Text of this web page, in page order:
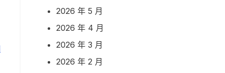
2026 年 5 月
2026 年 4 月
2026 年 3 月
2026 年 2 月